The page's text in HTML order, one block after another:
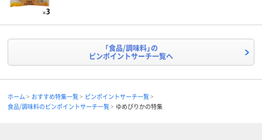
「食品/調味料」の
ピンポイントサーチ一覧へ
ホーム おすすめ特集一覧
ピンポイントサーチ一覧
食品/調味料のピンポイントサーチ一覧
ゆめぴりかの特集